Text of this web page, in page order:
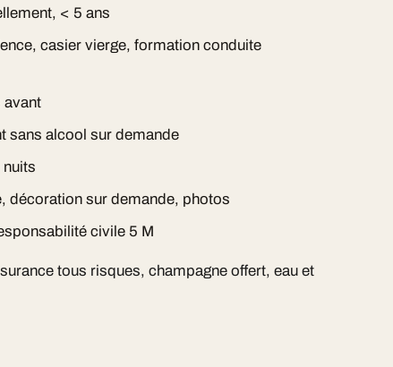
< 5 ans
casier vierge, formation conduite
avant
sans alcool sur demande
décoration sur demande, photos
civile 5 M
tous risques, champagne offert, eau et